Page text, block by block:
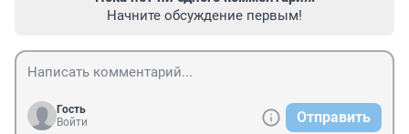
Начните обсуждение первым!
Гость
Войти
Отправить